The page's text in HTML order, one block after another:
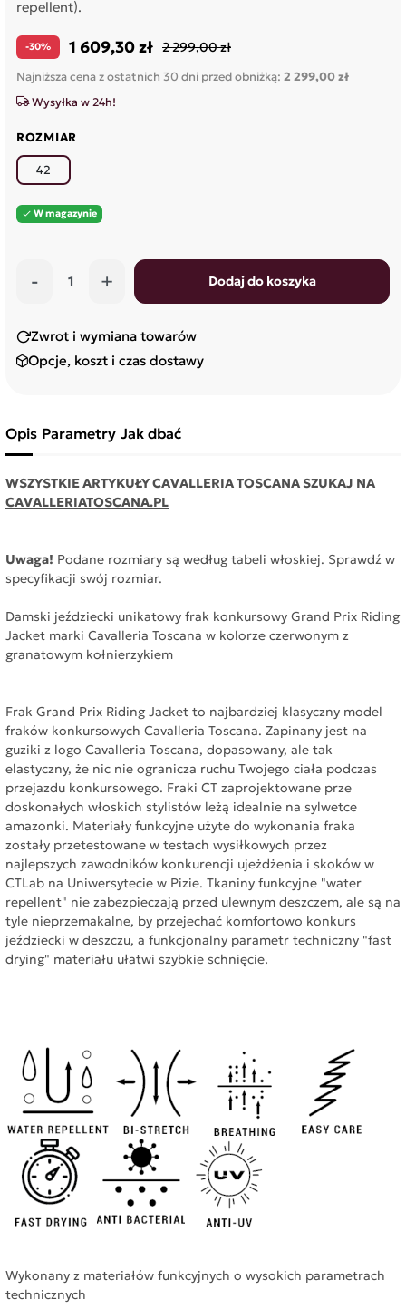
repellent).
-30% 1 609,30 zł 2 299,00 zł
Najniższa cena z ostatnich 30 dni przed obniżką: 2 299,00 zł
Wysyłka w 24h!
ROZMIAR
42
 W magazynie
- + Dodaj do koszyka
Zwrot i wymiana towarów
Opcje, koszt i czas dostawy
Opis Parametry Jak dbać
WSZYSTKIE ARTYKUŁY CAVALLERIA TOSCANA SZUKAJ NA
CAVALLERIATOSCANA.PL
Uwaga! Podane rozmiary są według tabeli włoskiej. Sprawdź w
specyfikacji swój rozmiar.
Damski jeździecki unikatowy frak konkursowy Grand Prix Riding
Jacket marki Cavalleria Toscana w kolorze czerwonym z
granatowym kołnierzykiem
Frak Grand Prix Riding Jacket to najbardziej klasyczny model
fraków konkursowych Cavalleria Toscana. Zapinany jest na
guziki z logo Cavalleria Toscana, dopasowany, ale tak
elastyczny, że nic nie ogranicza ruchu Twojego ciała podczas
przejazdu konkursowego. Fraki CT zaprojektowane prze
doskonałych włoskich stylistów leżą idealnie na sylwetce
amazonki. Materiały funkcyjne użyte do wykonania fraka
zostały przetestowane w testach wysiłkowych przez
najlepszych zawodników konkurencji ujeżdżenia i skoków w
CTLab na Uniwersytecie w Pizie. Tkaniny funkcyjne "water
repellent" nie zabezpieczają przed ulewnym deszczem, ale są na
tyle nieprzemakalne, by przejechać komfortowo konkurs
jeździecki w deszczu, a funkcjonalny parametr techniczny "fast
drying" materiału ułatwi szybkie schnięcie.
Wykonany z materiałów funkcyjnych o wysokich parametrach
technicznych